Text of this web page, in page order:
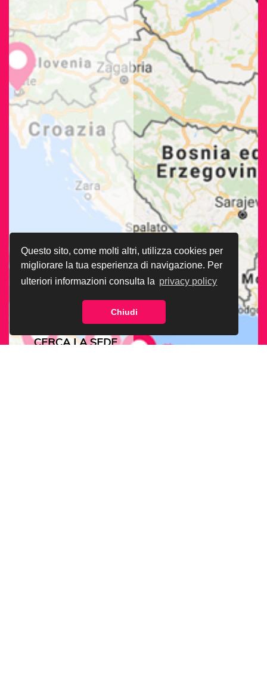
Questo sito, come molti altri, utilizza cookies per
migliorare la tua esperienza di navigazione. Per
ulteriori informazioni consulta la privacy policy
Chiudi
CERCA LA SEDE